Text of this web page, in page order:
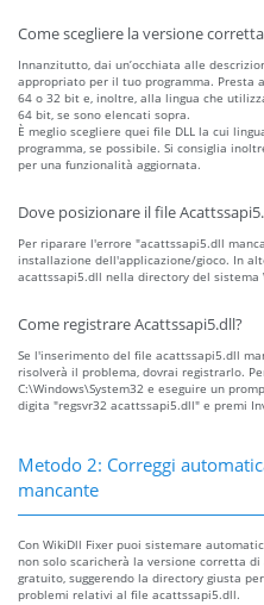
Come scegliere la versione
Innanzitutto, dai un’occhiata alle
appropriato per il tuo programma.
64 o 32 bit e, inoltre, alla lingua che
64 bit, se sono elencati sopra.
È meglio scegliere quei file DLL la cui
programma, se possibile. Si consiglia
per una funzionalità aggiornata.
Dove posizionare il file
Per riparare l'errore "acattssapi5.dll
installazione dell'applicazione/gioco. In
acattssapi5.dll nella directory del sistema
Come registrare Acattssapi5.dll?
Se l'inserimento del file acattssapi5.dll
risolverà il problema, dovrai registrarlo.
C:\Windows\System32 e eseguire un
digita "regsvr32 acattssapi5.dll" e premi
Metodo 2: Correggi
mancante
Con WikiDll Fixer puoi sistemare
non solo scaricherà la versione corretta
gratuito, suggerendo la directory giusta
problemi relativi al file acattssapi5.dll.